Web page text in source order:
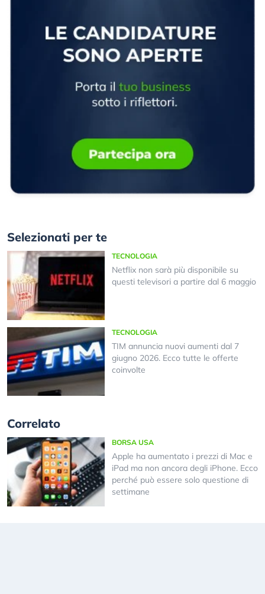
Selezionati per te
TECNOLOGIA
Netflix non sarà più disponibile su
questi televisori a partire dal 6 maggio
TECNOLOGIA
TIM annuncia nuovi aumenti dal 7
giugno 2026. Ecco tutte le offerte
coinvolte
Correlato
BORSA USA
Apple ha aumentato i prezzi di Mac e
iPad ma non ancora degli iPhone. Ecco
perché può essere solo questione di
settimane